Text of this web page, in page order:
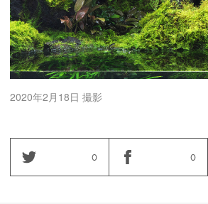
2020年2月18日 撮影
0 0